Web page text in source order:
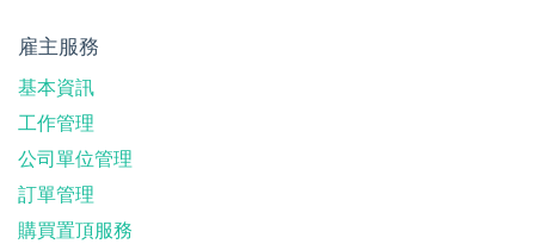
雇主服務
基本資訊
工作管理
公司單位管理
訂單管理
購買置頂服務